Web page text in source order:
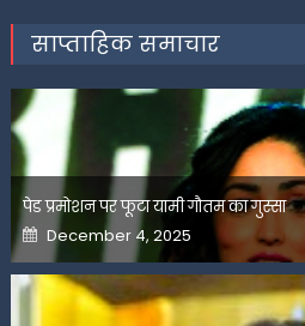
साप्ताहिक समाचार
पेड प्रमोशन पर फूटा यामी गौतम का गुस्सा
Posted
on
December 4, 2025